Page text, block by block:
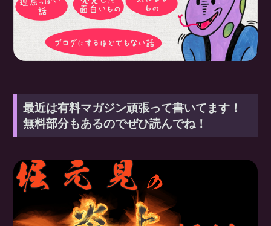
最近は有料マガジン頑張って書いてます！
無料部分もあるのでぜひ読んでね！